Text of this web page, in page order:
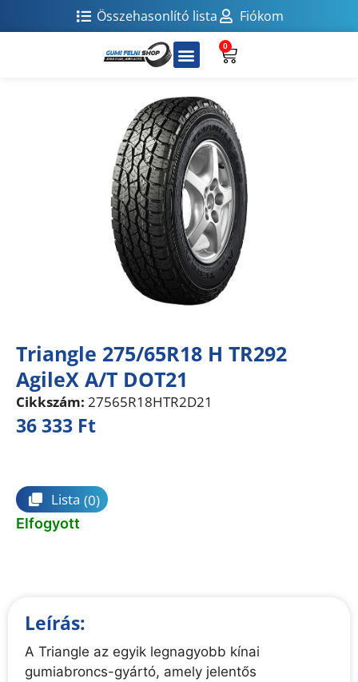
Összehasonlító lista Fiókom
0
Triangle 275/65R18 H TR292
AgileX A/T DOT21
Cikkszám: 27565R18HTR2D21
36 333 Ft
Lista (0)
Elfogyott
Leírás:
A Triangle az egyik legnagyobb kínai
gumiabroncs-gyártó, amely jelentős